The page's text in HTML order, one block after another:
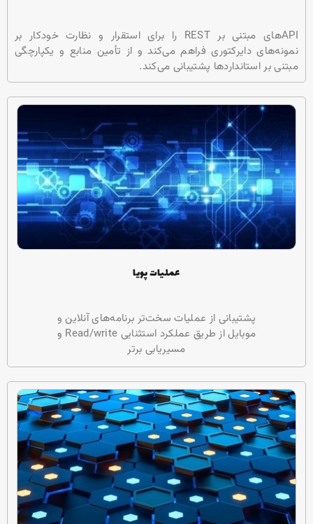
APIهای مبتنی بر REST را برای استقرار و نظارت خودکار بر
نمونه‌های دایرکتوری فراهم می‌کند و از تأمین منابع و یکپارچگی
مبتنی بر استانداردها پشتیبانی می‌کند.
عملیات پویا
پشتیبانی از عملیات سخت‌تر برنامه‌های آنلاین و
موبایل از طریق عملکرد استثنایی Read/write و
مسیریابی برتر